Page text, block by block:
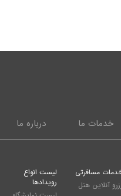
درباره ما خدمات ما
مسافرتی
آنلاین هتل
لیست انواع
رویدادها